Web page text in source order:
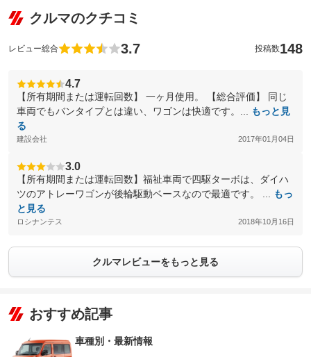
クルマのクチコミ
レビュー総合 3.7 投稿数148
4.7
【所有期間または運転回数】 一ヶ月使用。 【総合評価】 同じ
車両でもバンタイプとは違い、ワゴンは快適です。...
もっと見
る
建設会社 2017年01月04日
3.0
【所有期間または運転回数】福祉車両で四駆ターボは、ダイハ
ツのアトレーワゴンが後輪駆動ベースなので最適です。 ...
もっ
と見る
ロシナンテス 2018年10月16日
クルマレビューをもっと見る
おすすめ記事
車種別・最新情報